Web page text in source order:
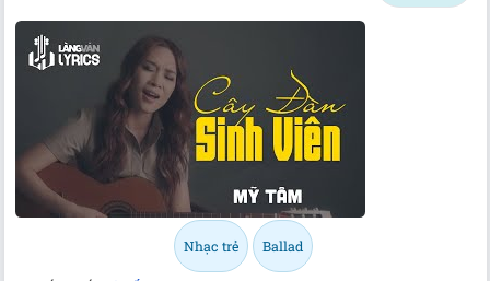
Nhạc trẻ Ballad